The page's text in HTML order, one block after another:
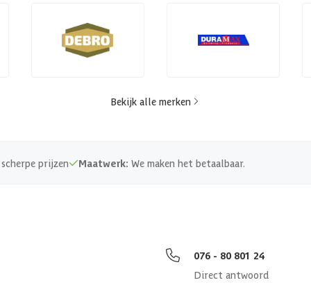
Bekijk alle merken
prijzen Maatwerk: We maken het betaalbaar.
076 - 80 801 24
Direct antwoord